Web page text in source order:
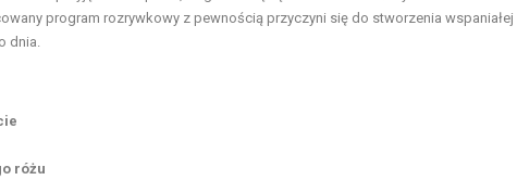
program rozrywkowy z pewnością przyczyni się do stworzenia wspaniałej
dnia.
różu